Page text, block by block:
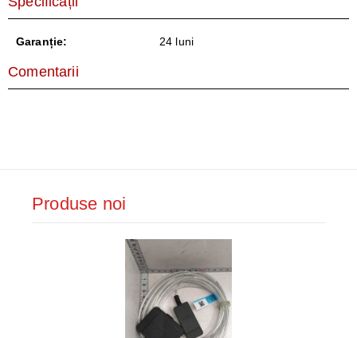
Garanție: 24 luni
Comentarii
Produse noi